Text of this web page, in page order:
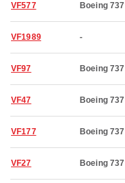
VF577 Boeing 737
VF1989 -
VF97 Boeing 737
VF47 Boeing 737
VF177 Boeing 737
VF27 Boeing 737